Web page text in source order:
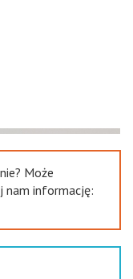
Może
nam informację: